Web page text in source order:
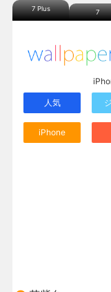
7 Plus 7
人気
iPhone